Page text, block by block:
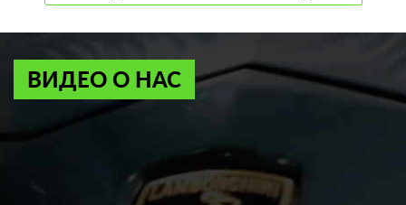
ВИДЕО О НАС